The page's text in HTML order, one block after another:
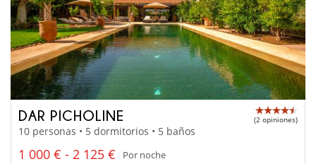
DAR PICHOLINE (2 opiniones)
10 personas • 5 dormitorios • 5 baños
1 000 € - 2 125 €
Por noche